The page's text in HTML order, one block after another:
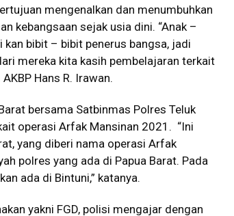
mengenalkan dan menumbuhkan
kebangsaan sejak usia dini. “Anak –
kan bibit – bibit penerus bangsa, jadi
mereka kita kasih pembelajaran terkait
Hans R. Irawan.
bersama Satbinmas Polres Teluk
operasi Arfak Mansinan 2021. “Ini
yang diberi nama operasi Arfak
polres yang ada di Papua Barat. Pada
ada di Bintuni,” katanya.
yakni FGD, polisi mengajar dengan